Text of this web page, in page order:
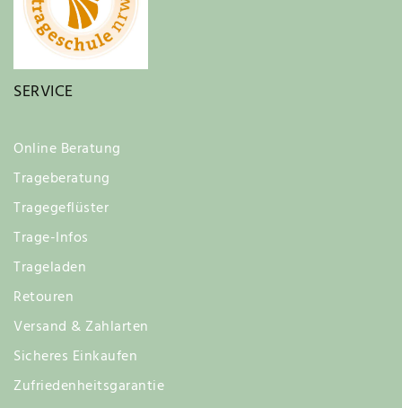
SERVICE
Online Beratung
Trageberatung
Tragegeflüster
Trage-Infos
Trageladen
Retouren
Versand & Zahlarten
Sicheres Einkaufen
Zufriedenheitsgarantie